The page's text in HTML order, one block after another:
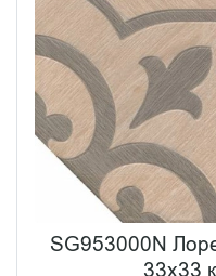
SG953000N
33x33